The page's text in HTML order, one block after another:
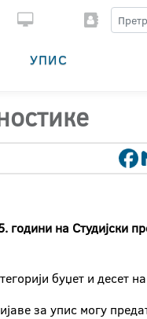
УПИС
години на Студијски
буџет и десет
за упис могу